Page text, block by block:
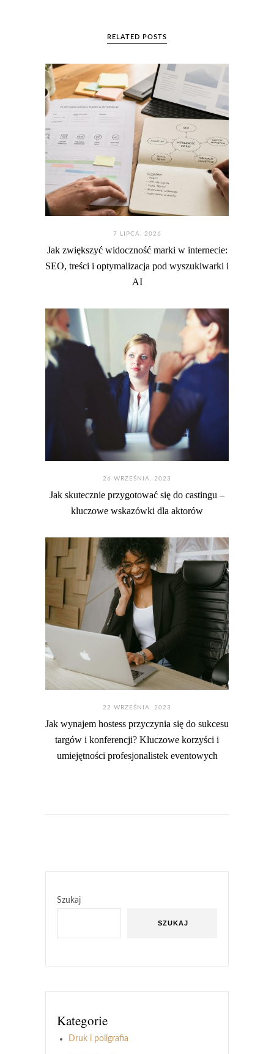
RELATED POSTS
7 LIPCA. 2026
Jak zwiększyć widoczność marki w internecie:
SEO, treści i optymalizacja pod wyszukiwarki i
AI
26 WRZEŚNIA. 2023
Jak skutecznie przygotować się do castingu –
kluczowe wskazówki dla aktorów
22 WRZEŚNIA. 2023
Jak wynajem hostess przyczynia się do sukcesu
targów i konferencji? Kluczowe korzyści i
umiejętności profesjonalistek eventowych
Szukaj
SZUKAJ
Kategorie
Druk i poligrafia